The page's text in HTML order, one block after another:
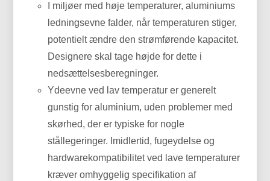
I miljøer med høje temperaturer, aluminiums
ledningsevne falder, når temperaturen stiger,
potentielt ændre den strømførende kapacitet.
Designere skal tage højde for dette i
nedsættelsesberegninger.
Ydeevne ved lav temperatur er generelt
gunstig for aluminium, uden problemer med
skørhed, der er typiske for nogle
stållegeringer. Imidlertid, fugeydelse og
hardwarekompatibilitet ved lave temperaturer
kræver omhyggelig specifikation af